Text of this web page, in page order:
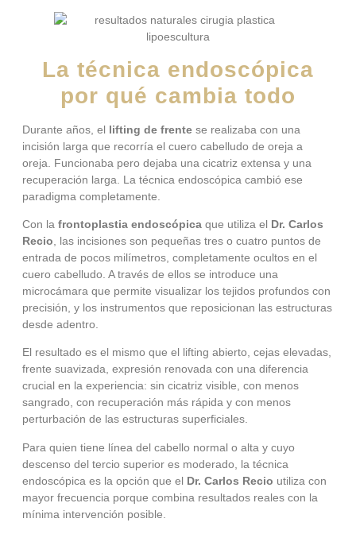
La técnica endoscópica
por qué cambia todo
Durante años, el lifting de frente se realizaba con una
incisión larga que recorría el cuero cabelludo de oreja a
oreja. Funcionaba pero dejaba una cicatriz extensa y una
recuperación larga. La técnica endoscópica cambió ese
paradigma completamente.
Con la frontoplastia endoscópica que utiliza el Dr. Carlos
Recio , las incisiones son pequeñas tres o cuatro puntos de
entrada de pocos milímetros, completamente ocultos en el
cuero cabelludo. A través de ellos se introduce una
microcámara que permite visualizar los tejidos profundos con
precisión, y los instrumentos que reposicionan las estructuras
desde adentro.
El resultado es el mismo que el lifting abierto, cejas elevadas,
frente suavizada, expresión renovada con una diferencia
crucial en la experiencia: sin cicatriz visible, con menos
sangrado, con recuperación más rápida y con menos
perturbación de las estructuras superficiales.
Para quien tiene línea del cabello normal o alta y cuyo
descenso del tercio superior es moderado, la técnica
endoscópica es la opción que el Dr. Carlos Recio utiliza con
mayor frecuencia porque combina resultados reales con la
mínima intervención posible.